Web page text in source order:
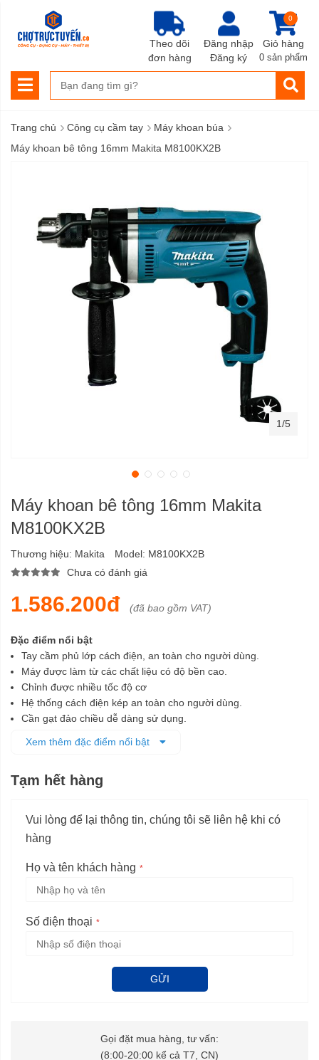
Đăng nhập
Đăng ký
Giỏ hàng
0
0 sản phẩm
Theo dõi
đơn hàng
Trang chủ › Công cụ cầm tay › Máy khoan búa ›
Máy khoan bê tông 16mm Makita M8100KX2B
Máy khoan bê tông 16mm Makita
M8100KX2B
Thương hiệu: Makita Model: M8100KX2B
Chưa có đánh giá
1.586.200đ (đã bao gồm VAT)
Đặc điểm nổi bật
Tay cầm phủ lớp cách điện, an toàn cho người dùng.
Máy được làm từ các chất liệu có độ bền cao.
Chỉnh được nhiều tốc độ cơ
Hệ thống cách điện kép an toàn cho người dùng.
Cần gạt đảo chiều dễ dàng sử dụng.
Đầu kẹp tự động giúp thay mũi khoan dễ dàng
Xem thêm đặc điểm nổi bật
Tạm hết hàng
Vui lòng để lại thông tin, chúng tôi sẽ liên hệ khi có
hàng
Họ và tên khách hàng
Số điện thoại
GỬI
Gọi đặt mua hàng, tư vấn:
(8:00-20:00 kể cả T7, CN)
1/5